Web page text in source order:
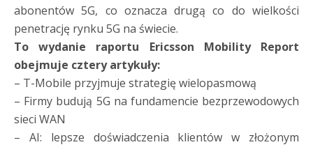
abonentów 5G, co oznacza drugą co do wielkości
penetrację rynku 5G na świecie.
To wydanie raportu Ericsson Mobility Report
obejmuje cztery artykuły:
– T-Mobile przyjmuje strategię wielopasmową
– Firmy budują 5G na fundamencie bezprzewodowych
sieci WAN
– AI: lepsze doświadczenia klientów w złożonym